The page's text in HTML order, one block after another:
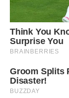
– Де тут? –
– Тут, – показує
скоро з’явиться
– Ви хочете
зберегти спокій.